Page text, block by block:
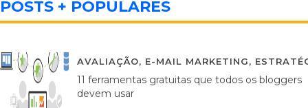
POSTS + POPULARES
AVALIAÇÃO, E-MAIL MARKETING,
11 ferramentas gratuitas que todos os bloggers
devem usar